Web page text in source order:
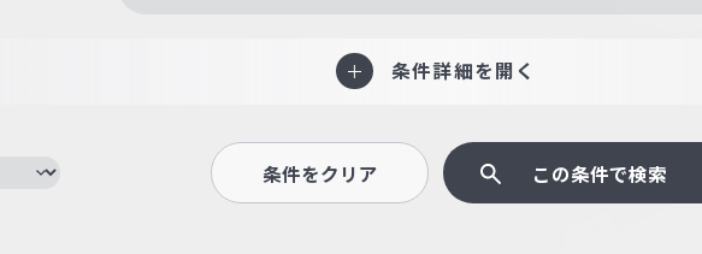
条件詳細を開く
条件をクリア この条件で検索